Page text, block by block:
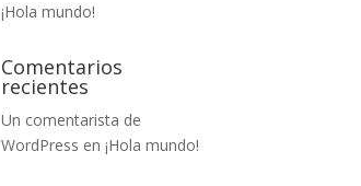
¡Hola mundo!
Comentarios
recientes
Un comentarista de
WordPress en¡Hola mundo!